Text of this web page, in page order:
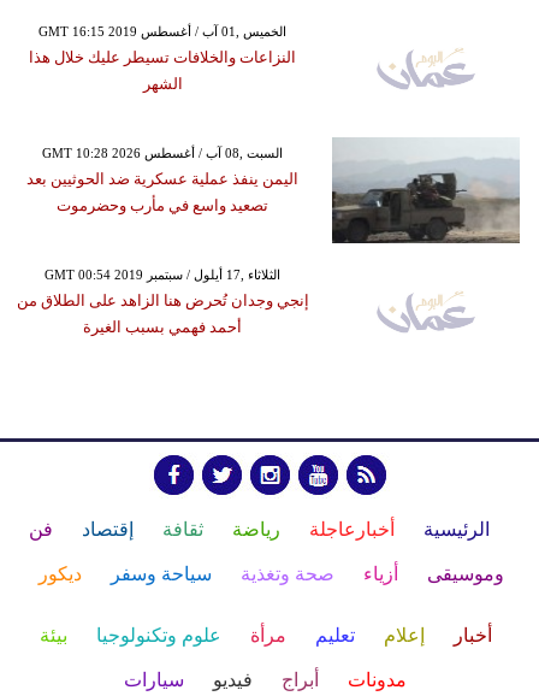
GMT 16:15 2019 الخميس ,01 آب / أغسطس
النزاعات والخلافات تسيطر عليك خلال هذا
الشهر
GMT 10:28 2026 السبت ,08 آب / أغسطس
اليمن ينفذ عملية عسكرية ضد الحوثيين بعد
تصعيد واسع في مأرب وحضرموت
GMT 00:54 2019 الثلاثاء ,17 أيلول / سبتمبر
إنجي وجدان تُحرض هنا الزاهد على الطلاق من
أحمد فهمي بسبب الغيرة
الرئيسية أخبارعاجلة رياضة ثقافة إقتصاد فن
وموسيقى أزياء صحة وتغذية سياحة وسفر ديكور
أخبار إعلام تعليم مرأة علوم وتكنولوجيا بيئة
مدونات أبراج فيديو سيارات